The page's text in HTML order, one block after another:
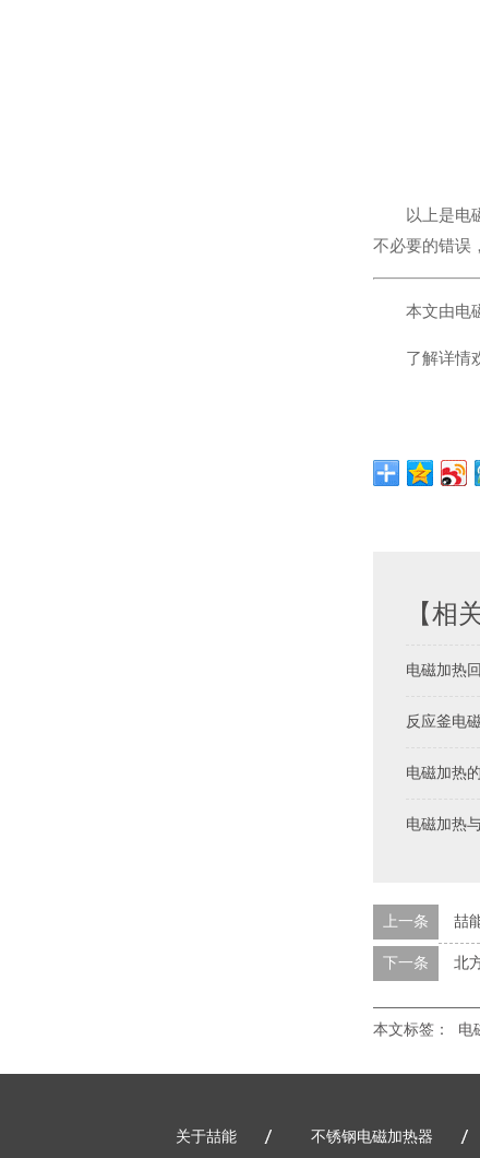
以上是电
不必要的错误
本文由电
了解详情
【相
电磁加热
反应釜电
电磁加热
电磁加热
上一条 喆
下一条 北
本文标签： 电
关于喆能 不锈钢电磁加热器